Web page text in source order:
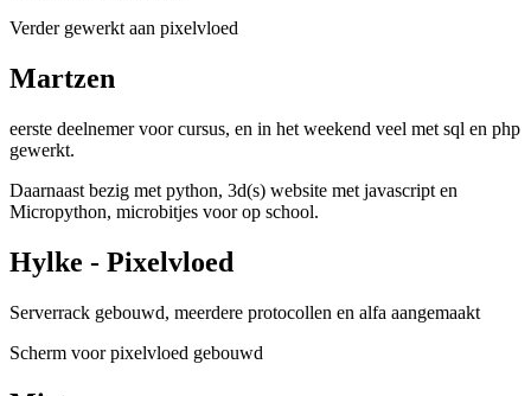
Verder gewerkt aan pixelvloed
Martzen
eerste deelnemer voor cursus, en in het weekend veel met sql en php
gewerkt.
Daarnaast bezig met python, 3d(s) website met javascript en
Micropython, microbitjes voor op school.
Hylke - Pixelvloed
Serverrack gebouwd, meerdere protocollen en alfa aangemaakt
Scherm voor pixelvloed gebouwd